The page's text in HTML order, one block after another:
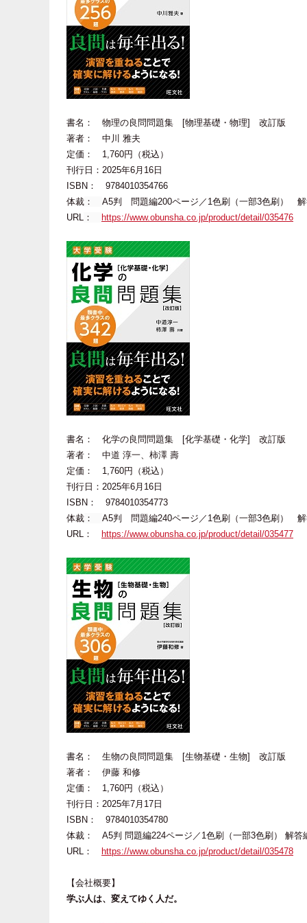
書名： 物理の良問問題集 [物理基礎・物理] 改訂版
著者： 中川 雅夫
定価： 1,760円（税込）
刊行日：2025年6月16日
ISBN： 9784010354766
体裁 ： A5判 問題編200ページ／1色刷（一部3色刷） 解
URL ： https://www.obunsha.co.jp/product/detail/035476
書名： 化学の良問問題集 [化学基礎・化学] 改訂版
著者： 中道 淳一、柿澤 壽
定価： 1,760円（税込）
刊行日：2025年6月16日
ISBN： 9784010354773
体裁 ： A5判 問題編240ページ／1色刷（一部3色刷） 解
URL：
https://www.obunsha.co.jp/product/detail/035477
書名： 生物の良問問題集 [生物基礎・生物] 改訂版
著者： 伊藤 和修
定価： 1,760円（税込）
刊行日：2025年7月17日
ISBN： 9784010354780
体裁： A5判 問題編224ページ／1色刷（一部3色刷） 解答
URL：
https://www.obunsha.co.jp/product/detail/035478
【会社概要】
学ぶ人は、変えてゆく人だ。